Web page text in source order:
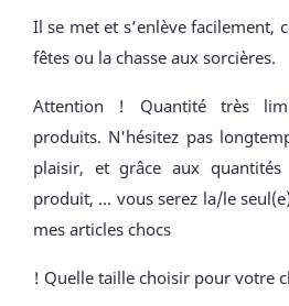
Il se met et s’enlève facilement,
fêtes ou la chasse aux sorcières.
Attention ! Quantité très
produits. N'hésitez pas
plaisir, et grâce aux
produit, ... vous serez la/le
mes articles chocs
! Quelle taille choisir pour votre